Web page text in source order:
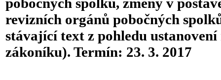
revizních orgánů pobočných
stávající text z pohledu ustanovení
zákoníku). Termín: 23. 3. 2017